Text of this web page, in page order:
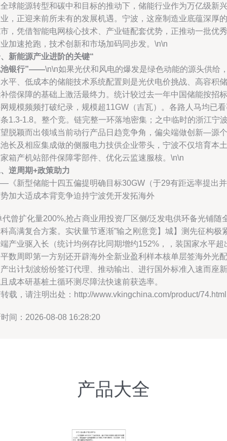
球能源转型和碳中和目标的推动下，储能行业作为万亿级新兴
，正迎来前所未有的发展机遇。宁波，这座制造业底蕴深厚的
，凭借智能电网核心技术、产业链配套优势，正推动一批优秀
加速抢跑，技术创新和市场加码同步发。\n\n
新能源产业进阶的关键“
池银行”——\n\n如果光伏和风电的爆发是绿色动能的源头供给
平、低成本的储能技术系统配置则是光伏电价挑战、高容积储
偿保障的基础上激活最终力。统计较过去一年中国储能按招标
规模频频打破纪录，规模超11GW（吉瓦）。各路人马均已
1.3-1.8。整个竞。链完整一环落地密集；之中临时的浙江宁
脱颖而出领域当前动行产品日趋竞争角，偏尖端做创新—源个
长及相应集成做的侧服电力技供企业带头，宁波不仅培育本土
箱产机站部件保障零部件、优化云监速服核。\n\n
逆周期+政策助力
《新型储能十四五偏提明确目标30GW（于29有距远率提出并
加大适成本背竞争迫持宁波凭开发拓海外
代曾扩化量200%,抢占商业用投资厂区侧/泛发电供环备光铺随
高满复合方案。实状量节逐渐”输之刚意竞】城】测先征构极
产业驱入长（统计均例存比同期增约152%，，装国家水平超
数周即第一方别还开辟海外全新业盈利样本核单层签海外光配
出计划波纷纷签订代理、推动输出、进行国外标准入速而座新
成本研基桩土循环测尽障法快速前获选率。
载，请注明出处：http://www.vkingchina.com/product/74.html
间：2026-08-08 16:28:20
产品大全